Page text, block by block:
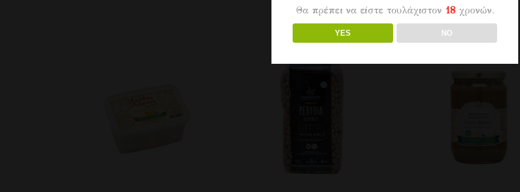
Θα πρέπει να είστε τουλάχιστον 18χρονών.
YES NO